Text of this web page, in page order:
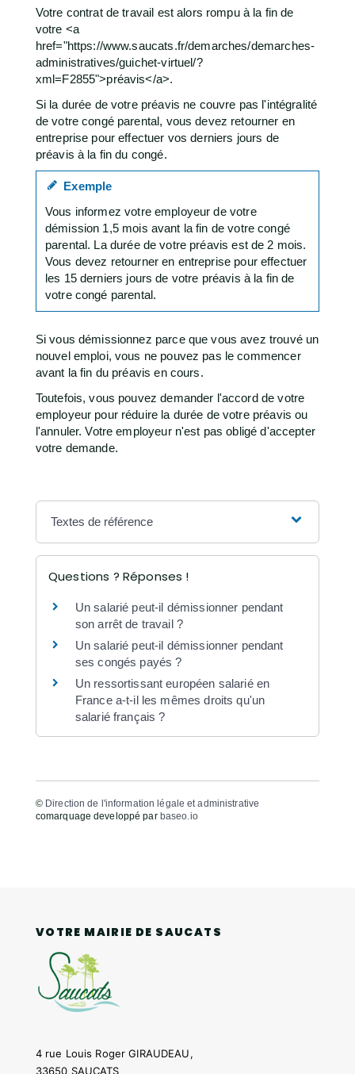
Votre contrat de travail est alors rompu à la fin de
votre <a
href="https://www.saucats.fr/demarches/demarches-
administratives/guichet-virtuel/?
xml=F2855">préavis</a>.
Si la durée de votre préavis ne couvre pas l'intégralité
de votre congé parental, vous devez retourner en
entreprise pour effectuer vos derniers jours de
préavis à la fin du congé.
Exemple
Vous informez votre employeur de votre
démission 1,5 mois avant la fin de votre congé
parental. La durée de votre préavis est de 2 mois.
Vous devez retourner en entreprise pour effectuer
les 15 derniers jours de votre préavis à la fin de
votre congé parental.
Si vous démissionnez parce que vous avez trouvé un
nouvel emploi, vous ne pouvez pas le commencer
avant la fin du préavis en cours.
Toutefois, vous pouvez demander l'accord de votre
employeur pour réduire la durée de votre préavis ou
l'annuler. Votre employeur n'est pas obligé d'accepter
votre demande.
Textes de référence
Questions ? Réponses !
Un salarié peut-il démissionner pendant
son arrêt de travail ?
Un salarié peut-il démissionner pendant
ses congés payés ?
Un ressortissant européen salarié en
France a-t-il les mêmes droits qu'un
salarié français ?
© Direction de l'information légale et administrative
comarquage developpé par baseo.io
VOTRE MAIRIE DE SAUCATS
4 rue Louis Roger GIRAUDEAU,
33650 SAUCATS